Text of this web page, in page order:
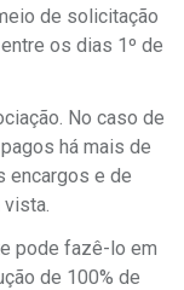
de solicitação
os dias 1º de
No caso de
há mais de
encargos e de
vista.
pode fazê-lo em
de 100% de